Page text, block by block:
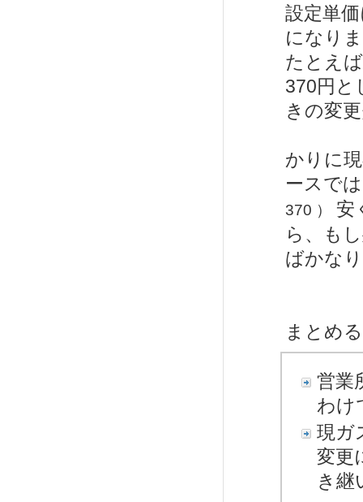
設定単
になり
たとえ
370円と
きの変
かりに
ースで
370 ）
安
ら、も
ばかな
まとめ
営業
わけ
現ガ
変更
き継